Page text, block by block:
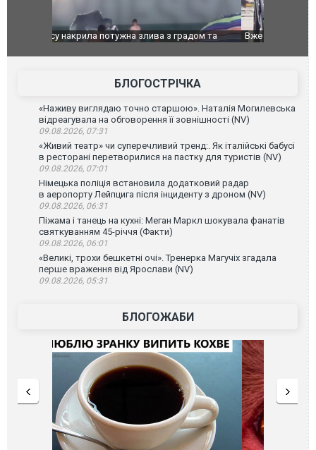
Вже вивели на тести: Ferrari готує оновлення
Вийшов
фільму
БЛОГОСТРІЧКА
«Наживу виглядаю точно старшою». Наталія Могилевська
відреагувала на обговорення її зовнішності (NV)
09.08.2026, 07:31
«Живий театр» чи суперечливий тренд:. Як італійські бабусі
в ресторані перетворилися на пастку для туристів (NV)
09.08.2026, 07:01
Німецька поліція встановила додатковий радар
в аеропорту Лейпцига після інциденту з дроном (NV)
09.08.2026, 06:31
Піжама і танець на кухні: Меган Маркл шокувала фанатів
святкуванням 45-річчя (Факти)
09.08.2026, 06:01
«Великі, трохи бешкетні очі». Тренерка Магучіх згадала
перше враження від Ярослави (NV)
09.08.2026, 05:31
БЛОГОЖАБИ